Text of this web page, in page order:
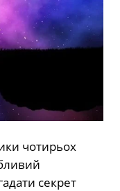
чотирьох
секрет